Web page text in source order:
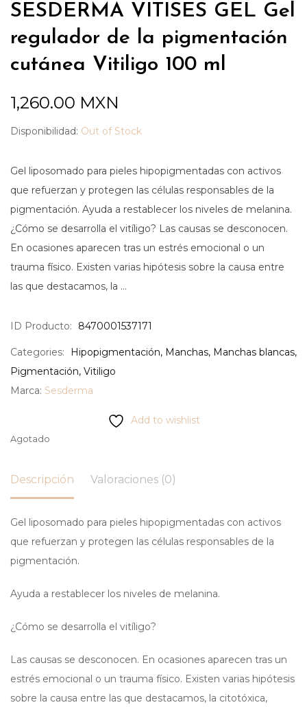
SESDERMA VITISES GEL Gel
regulador de la pigmentación
cutánea Vitiligo 100 ml
1,260.00 MXN
Disponibilidad: Out of Stock
Gel liposomado para pieles hipopigmentadas con activos
que refuerzan y protegen las células responsables de la
pigmentación. Ayuda a restablecer los niveles de melanina.
¿Cómo se desarrolla el vitíligo? Las causas se desconocen.
En ocasiones aparecen tras un estrés emocional o un
trauma físico. Existen varias hipótesis sobre la causa entre
las que destacamos, la …
ID Producto: 8470001537171
Categories: Hipopigmentación, Manchas, Manchas blancas,
Pigmentación, Vitiligo
Marca: Sesderma
Add to wishlist
Agotado
Descripción Valoraciones (0)
Gel liposomado para pieles hipopigmentadas con activos
que refuerzan y protegen las células responsables de la
pigmentación.
Ayuda a restablecer los niveles de melanina.
¿Cómo se desarrolla el vitíligo?
Las causas se desconocen. En ocasiones aparecen tras un
estrés emocional o un trauma físico. Existen varias hipótesis
sobre la causa entre las que destacamos, la citotóxica,